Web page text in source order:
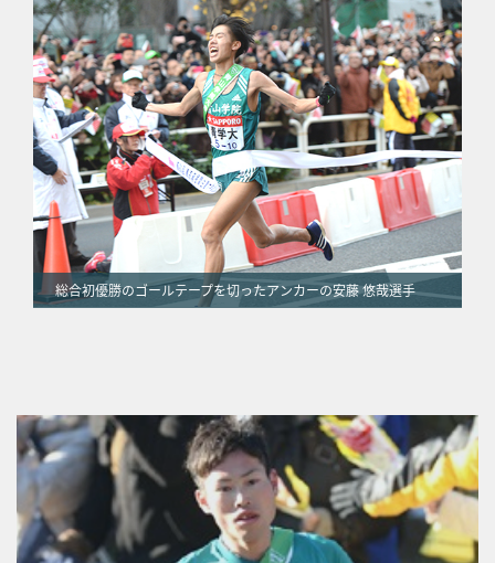
総合初優勝のゴールテープを切ったアンカーの安藤 悠哉選手